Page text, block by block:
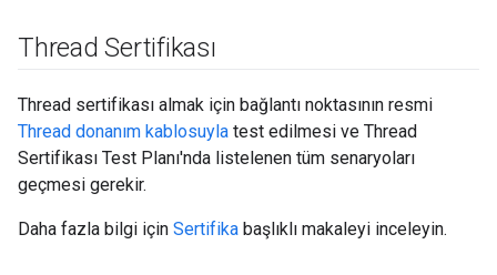
Thread Sertifikası
Thread sertifikası almak için bağlantı noktasının resmi
Thread donanım kablosuyla test edilmesi ve Thread
Sertifikası Test Planı'nda listelenen tüm senaryoları
geçmesi gerekir.
Daha fazla bilgi için Sertifika başlıklı makaleyi inceleyin.